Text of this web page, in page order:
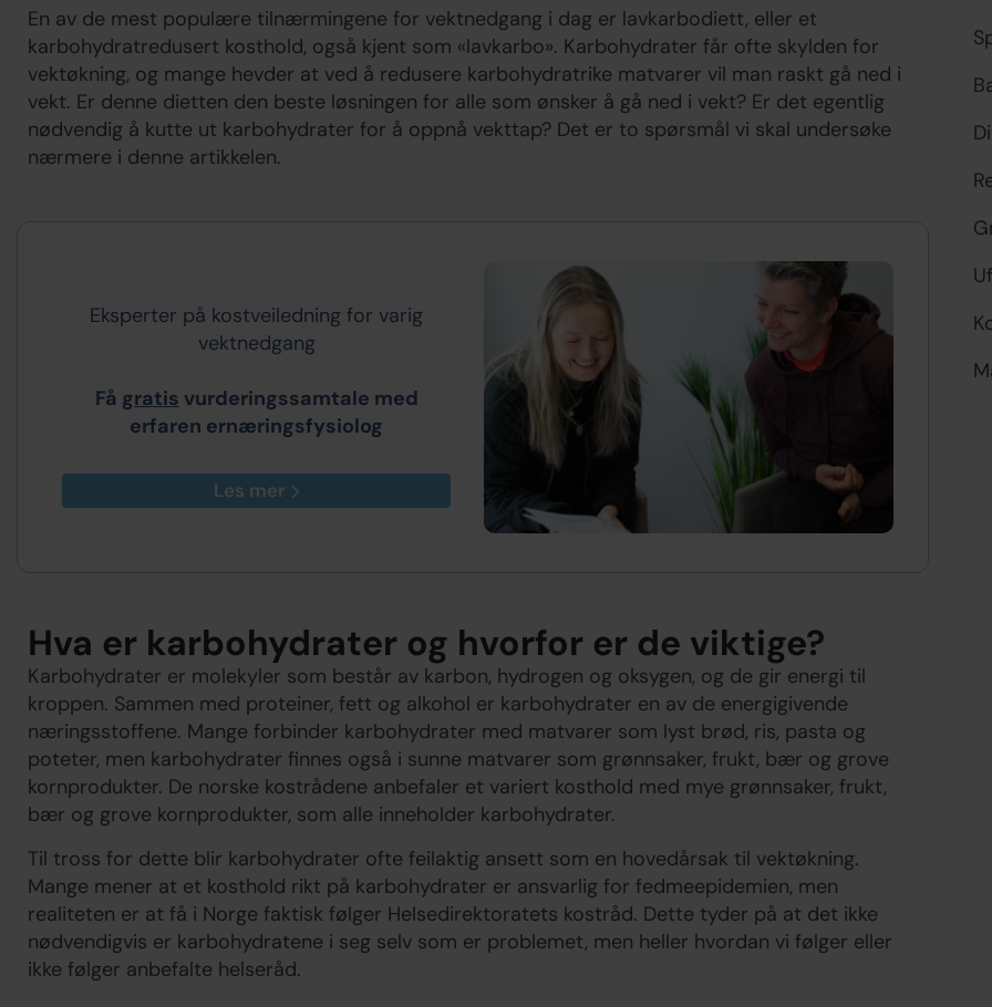
En av de mest populære tilnærmingene for vektnedgang i dag er lavkarbodiett, eller et
karbohydratredusert kosthold, også kjent som «lavkarbo». Karbohydrater får ofte skylden for
vektøkning, og mange hevder at ved å redusere karbohydratrike matvarer vil man raskt gå ned i
vekt. Er denne dietten den beste løsningen for alle som ønsker å gå ned i vekt? Er det egentlig
nødvendig å kutte ut karbohydrater for å oppnå vekttap? Det er to spørsmål vi skal undersøke
nærmere i denne artikkelen.
Eksperter på kostveiledning for varig
vektnedgang
Få gratis vurderingssamtale med
erfaren ernæringsfysiolog
Les mer
Hva er karbohydrater og hvorfor er de viktige?
Karbohydrater er molekyler som består av karbon, hydrogen og oksygen, og de gir energi til
kroppen. Sammen med proteiner, fett og alkohol er karbohydrater en av de energigivende
næringsstoffene. Mange forbinder karbohydrater med matvarer som lyst brød, ris, pasta og
poteter, men karbohydrater finnes også i sunne matvarer som grønnsaker, frukt, bær og grove
kornprodukter. De norske kostrådene anbefaler et variert kosthold med mye grønnsaker, frukt,
bær og grove kornprodukter, som alle inneholder karbohydrater.
Til tross for dette blir karbohydrater ofte feilaktig ansett som en hovedårsak til vektøkning.
Mange mener at et kosthold rikt på karbohydrater er ansvarlig for fedmeepidemien, men
realiteten er at få i Norge faktisk følger Helsedirektoratets kostråd. Dette tyder på at det ikke
nødvendigvis er karbohydratene i seg selv som er problemet, men heller hvordan vi følger eller
ikke følger anbefalte helseråd.